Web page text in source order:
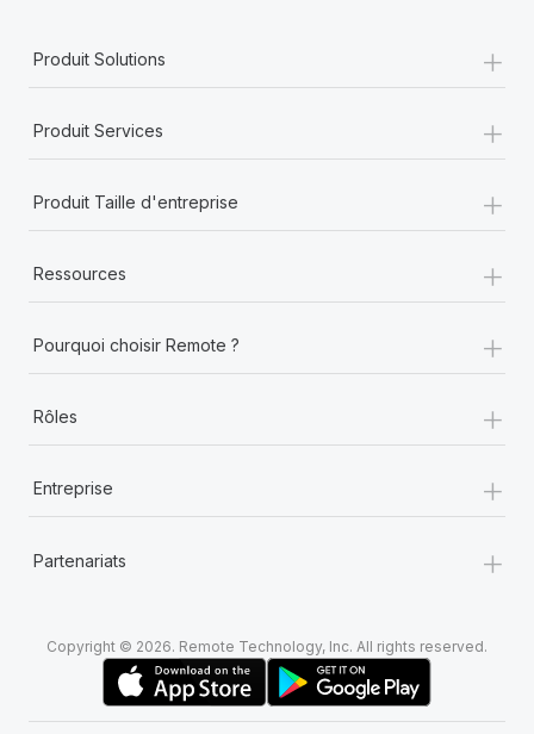
Produit Solutions +
Produit Services +
Produit Taille d'entreprise +
Ressources +
Pourquoi choisir Remote ? +
Rôles +
Entreprise +
Partenariats +
Copyright © 2026. Remote Technology, Inc. All rights reserved.